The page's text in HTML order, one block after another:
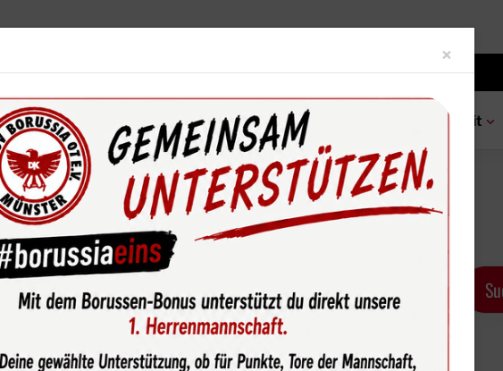
News & Media Service Sponsoren Fun & Freizeit
Unglückliche Niederlage der U10-1 in Greven
× Close